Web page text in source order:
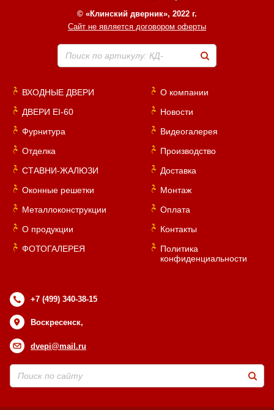
© «Клинский дверник», 2022 г.
Сайт не является договором оферты
Поиск по артикулу: КД-
ВХОДНЫЕ ДВЕРИ
ДВЕРИ EI-60
Фурнитура
Отделка
СТАВНИ-ЖАЛЮЗИ
Оконные решетки
Металлоконструкции
О продукции
ФОТОГАЛЕРЕЯ
О компании
Новости
Видеогалерея
Производство
Доставка
Монтаж
Оплата
Контакты
Политика
конфиденциальности
+7 (499) 340-38-15
Воскресенск,
dvepi@mail.ru